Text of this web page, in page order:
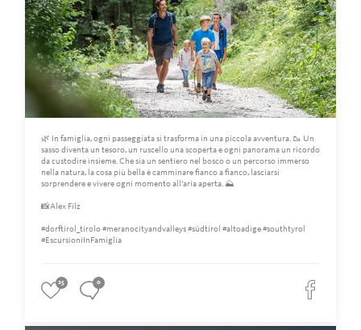
🌿 In famiglia, ogni passeggiata si trasforma in una piccola avventura. 🥾 Un
sasso diventa un tesoro, un ruscello una scoperta e ogni panorama un ricordo
da custodire insieme. Che sia un sentiero nel bosco o un percorso immerso
nella natura, la cosa più bella è camminare fianco a fianco, lasciarsi
sorprendere e vivere ogni momento all’aria aperta. ⛰️
📸Alex Filz
#dorftirol_tirolo #meranocityandvalleys #südtirol #altoadige #southtyrol
#EscursioniInFamiglia
25 0